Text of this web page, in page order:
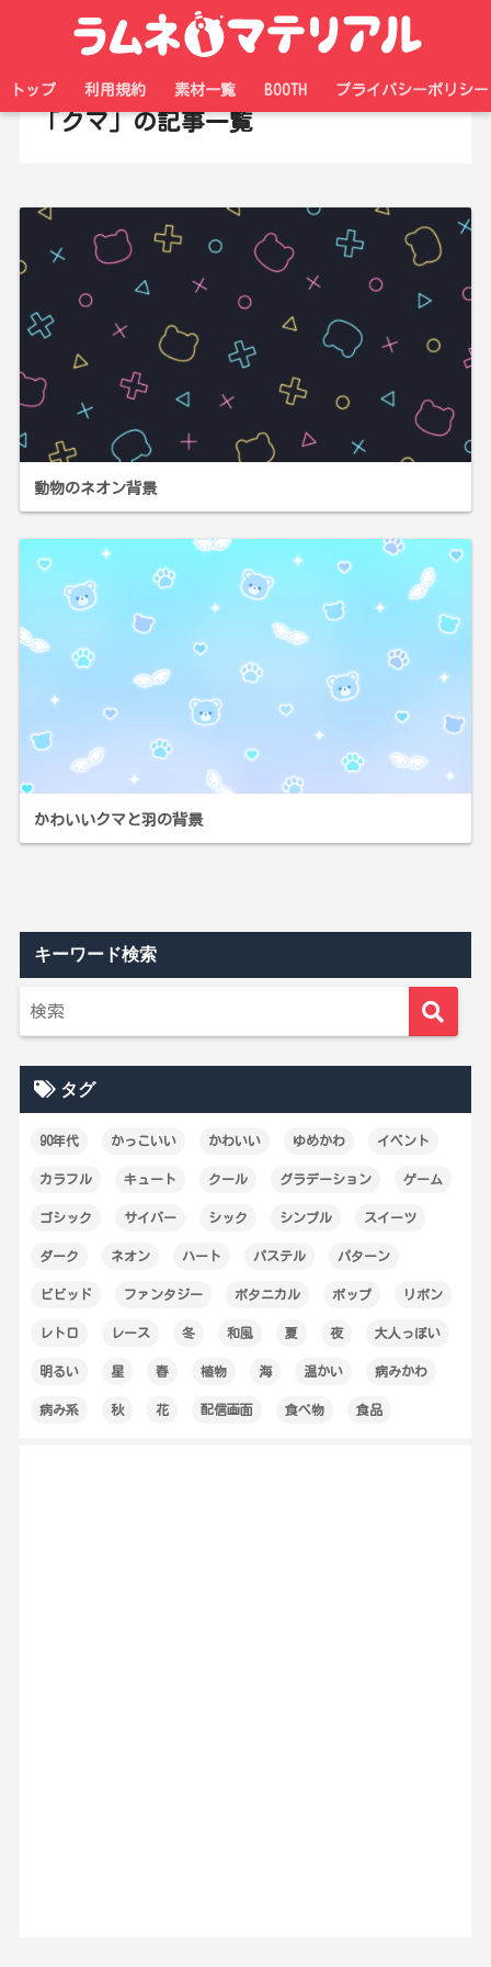
トップ 利用規約 素材一覧 BOOTH プライバシーポリシー
「クマ」の記事一覧
動物のネオン背景
かわいいクマと羽の背景
キーワード検索
タグ
90年代 かっこいい かわいい ゆめかわ イベント
カラフル キュート クール グラデーション ゲーム
ゴシック サイバー シック シンプル スイーツ
ダーク ネオン ハート パステル パターン
ビビッド ファンタジー ボタニカル ポップ リボン
レトロ レース 冬 和風 夏 夜 大人っぽい
明るい 星 春 植物 海 温かい 病みかわ
病み系 秋 花 配信画面 食べ物 食品